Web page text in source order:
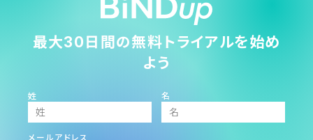
最大30日間の無料トライアルを始め
よう
姓 名
メールアドレス